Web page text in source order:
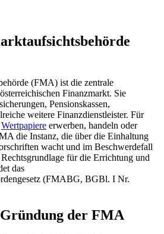
(FMA) ist die zentrale
Finanzmarkt. Sie
Pensionskassen,
weitere Finanzdienstleister. Für
Wertpapiere erwerben, handeln oder
die Instanz, die über die Einhaltung
wacht und im Beschwerdefall
für die Errichtung und
das
(FMABG, BGBl. I Nr.
der FMA